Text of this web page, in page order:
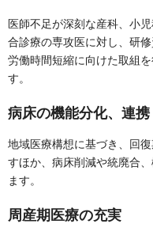
医師不足が深刻な産科、小
合診療の専攻医に対し、研
労働時間短縮に向けた取組
す。
病床の機能分化、連携
地域医療構想に基づき、回
すほか、病床削減や統廃合
ます。
周産期医療の充実